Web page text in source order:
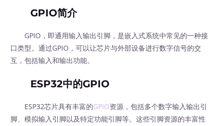
GPIO简介
GPIO，即通用输入输出引脚，是嵌入式系统中常见的一种接
口类型。通过GPIO，可以让芯片与外部设备进行数字信号的交
互，包括输入和输出功能。
ESP32中的GPIO
ESP32芯片具有丰富的GPIO资源，包括多个数字输入输出引
脚、模拟输入引脚以及特定功能引脚等。这些引脚资源的丰富性